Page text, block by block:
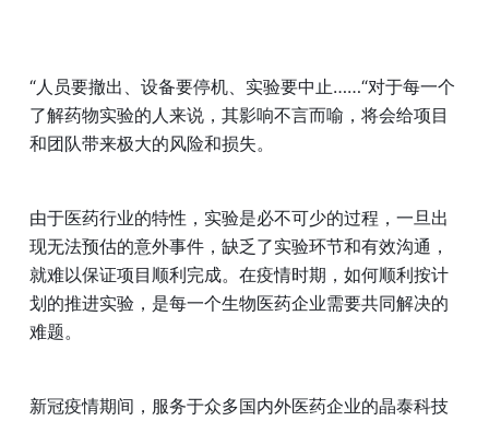
“人员要撤出、设备要停机、实验要中止……“对于每一个
了解药物实验的人来说，其影响不言而喻，将会给项目
和团队带来极大的风险和损失。
由于医药行业的特性，实验是必不可少的过程，一旦出
现无法预估的意外事件，缺乏了实验环节和有效沟通，
就难以保证项目顺利完成。在疫情时期，如何顺利按计
划的推进实验，是每一个生物医药企业需要共同解决的
难题。
新冠疫情期间，服务于众多国内外医药企业的晶泰科技